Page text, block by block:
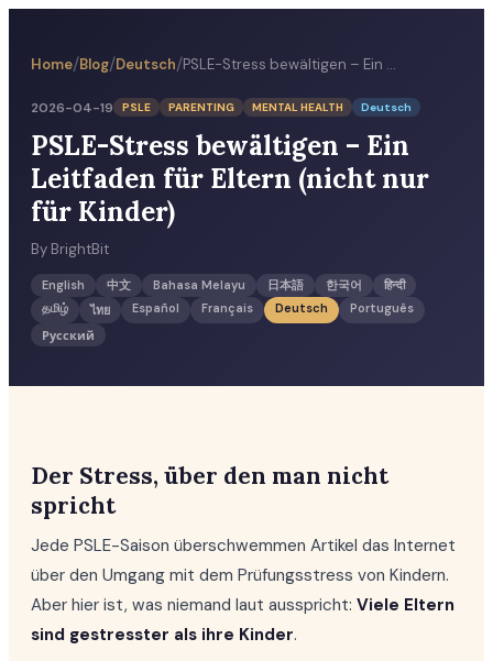
Home/Blog/Deutsch/ PSLE-Stress bewältigen – Ein Leitfaden für Eltern (nicht nur für Kinder)
2026-04-19 PSLE PARENTING MENTAL HEALTH Deutsch
PSLE-Stress bewältigen – Ein
Leitfaden für Eltern (nicht nur
für Kinder)
By BrightBit
English 中文 Bahasa Melayu 日本語 한국어
हिन्दी
தமிழ்
ไทย Español Français Deutsch
Português
Русский
Der Stress, über den man nicht
spricht
Jede PSLE-Saison überschwemmen Artikel das Internet
über den Umgang mit dem Prüfungsstress von Kindern.
Aber hier ist, was niemand laut ausspricht: Viele Eltern
sind gestresster als ihre Kinder.